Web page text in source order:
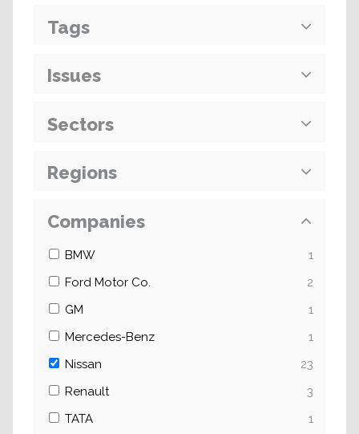
Tags
Issues
Sectors
Regions
Companies
BMW
1
Ford Motor Co.
2
GM
1
Mercedes-Benz
1
Nissan
23
Renault
3
TATA
1